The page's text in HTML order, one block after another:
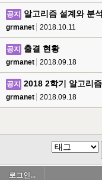
공지 알고리즘 설계와 분
grmanet 2018.10.11
공지 출결 현황
grmanet 2018.09.18
공지 2018 2학기 알고리
grmanet 2018.09.18
로그인...